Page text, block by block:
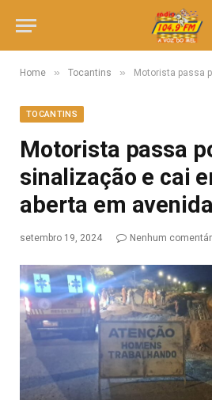
Home » Tocantins » Motorista passa por cima de
TOCANTINS
Motorista passa
sinalização e cai
aberta em
setembro 19, 2024 Nenhum